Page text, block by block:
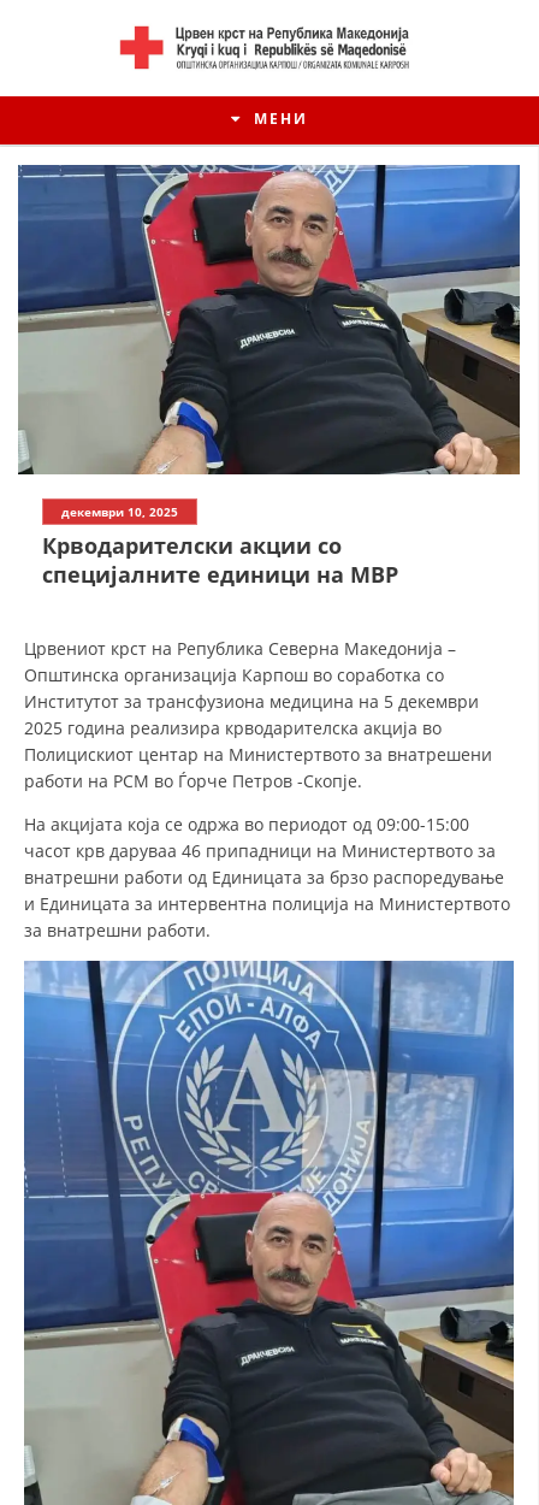
МЕНИ
ПРИРАЧНИЦИ
СТРАТЕГИИ
БРОШУРИ
ПРЕЗЕНТАЦИИ
декември 10, 2025
Крводарителски акции со
специјалните единици на МВР
Црвениот крст на Република Северна Македонија –
Општинска организација Карпош во соработка со
Институтот за трансфузиона медицина на 5 декември
2025 година реализира крводарителска акција во
Полицискиот центар на Министертвото за внатрешени
работи на РСМ во Ѓорче Петров -Скопје.
На акцијата која се одржа во периодот од 09:00-15:00
часот крв даруваа 46 припадници на Министертвото за
внатрешни работи од Единицата за брзо распоредување
и Единицата за интервентна полиција на Министертвото
за внатрешни работи.